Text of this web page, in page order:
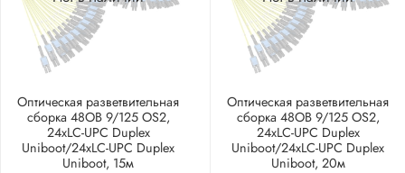
Оптическая разветвительная
сборка 48ОВ 9/125 OS2,
24xLC-UPC Duplex
Uniboot/24xLC-UPC Duplex
Uniboot, 15м
Оптическая разветвительная
сборка 48ОВ 9/125 OS2,
24xLC-UPC Duplex
Uniboot/24xLC-UPC Duplex
Uniboot, 20м